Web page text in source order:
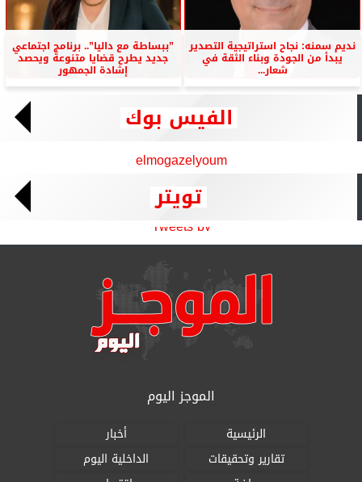
نديم سمنه: نجاح استراتيجية التصدير
يبدأ من الجودة وبناء الثقة في
شعار...
”ببساطة مع داليا”.. برنامج اجتماعي
جديد يطرح قضايا متنوعة ويحصد
إشادة الجمهور
الفيس بوك
elmogazelyoum
تويتر
Tweets by
الموجز اليوم
الرئيسية
أخبار
تقارير وتحقيقات
الداخلية اليوم